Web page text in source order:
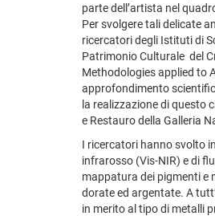
parte dell’artista nel
Per svolgere tali delicate
ricercatori degli Istituti di
Patrimonio Culturale del
Methodologies applied to
approfondimento
la realizzazione di questo
e Restauro della Galleria
I ricercatori hanno svolto
infrarosso (Vis-NIR) e di
mappatura dei pigmenti e
dorate ed argentate. A
in merito al tipo di metalli